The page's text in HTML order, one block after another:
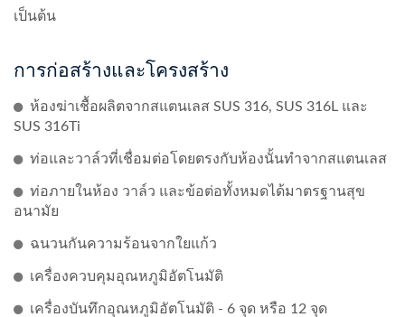
เป็นต้น
การก่อสร้างและโครงสร้าง
ห้องฆ่าเชื้อผลิตจากสแตนเลส SUS 316, SUS 316L และ
SUS 316Ti
ท่อและวาล์วที่เชื่อมต่อโดยตรงกับห้องนั้นทำจากสแตนเลส
ท่อภายในห้อง วาล์ว และข้อต่อทั้งหมดได้มาตรฐานสุข
อนามัย
ฉนวนกันความร้อนจากใยแก้ว
เครื่องควบคุมอุณหภูมิอัตโนมัติ
เครื่องบันทึกอุณหภูมิอัตโนมัติ - 6 จุด หรือ 12 จุด